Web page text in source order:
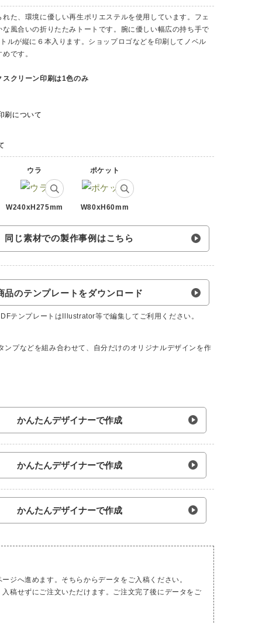
た、環境に優しい再生ポリエステルを使用しています。フェ
風合いの折りたたみトートです。腕に優しい幅広の持ち手で
ルが縦に６本入ります。ショップロゴなどを印刷してノベル
です。
クリーン印刷は1色のみ
刷について
ウラ
W240xH275mm
ポケット
W80xH60mm
同じ素材での製作事例はこちら
品のテンプレートをダウンロード
テンプレートはIllustrator等で編集してご利用ください。
プなどを組み合わせて、自分だけのオリジナルデザインを作
かんたんデザイナーで作成
かんたんデザイナーで作成
かんたんデザイナーで作成
ジへ進めます。そちらからデータをご入稿ください。
稿せずにご注文いただけます。ご注文完了後にデータをご